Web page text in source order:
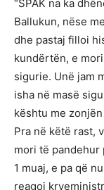
“SPAK na ka
Ballukun, nëse
dhe pastaj filloi
kundërtën, e
sigurie. Unë jam
isha në masë
kështu me
Pra në këtë rast,
mori të pandehur
1 muaj, e pa që
reagoi